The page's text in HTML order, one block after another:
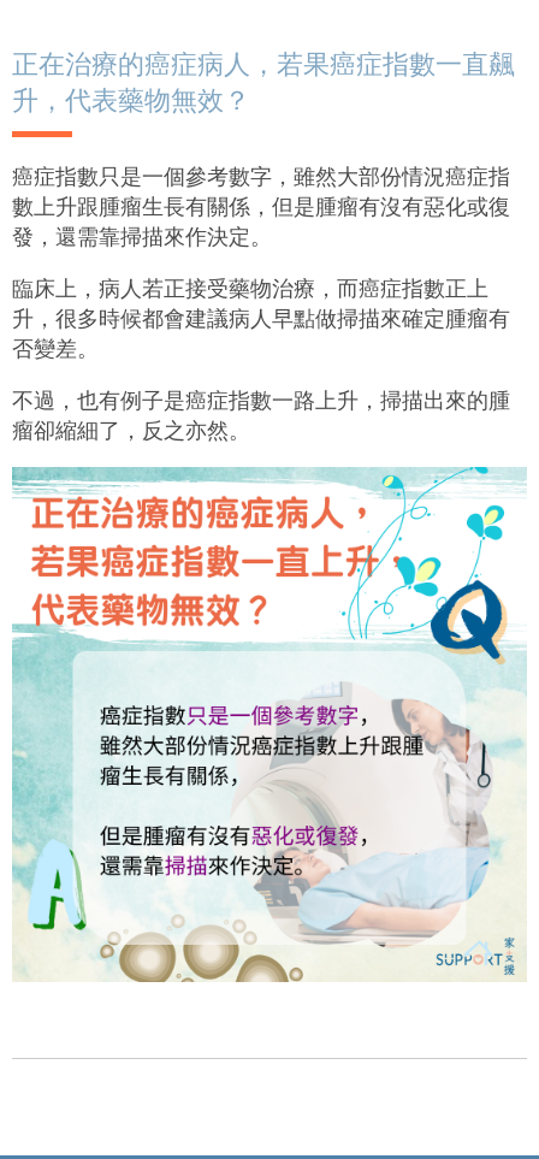
正在治療的癌症病人，若果癌症指數一直飆
升，代表藥物無效？
癌症指數只是一個參考數字，雖然大部份情況癌症指
數上升跟腫瘤生長有關係，但是腫瘤有沒有惡化或復
發，還需靠掃描來作決定。
臨床上，病人若正接受藥物治療，而癌症指數正上
升，很多時候都會建議病人早點做掃描來確定腫瘤有
否變差。
不過，也有例子是癌症指數一路上升，掃描出來的腫
瘤卻縮細了，反之亦然。